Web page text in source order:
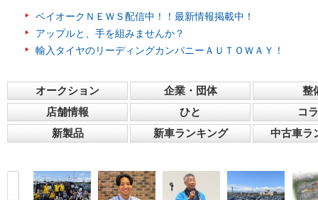
ベイオークＮＥＷＳ配信中！！最新情報掲載中！
アップルと、手を組みませんか？
輸入タイヤのリーディングカンパニーＡＵＴＯＷＡＹ！
オークション 企業・団体
整
店舗情報
ひと
コ
新製品
新車ランキング 中古車ラ